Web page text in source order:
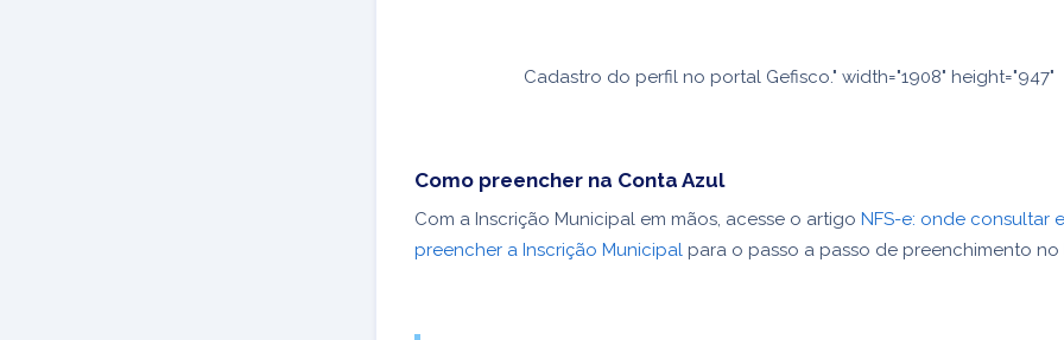
Cadastro do perfil no portal Gefisco." width="1908" height="947"
Como preencher na Conta Azul
Com a Inscrição Municipal em mãos, acesse o artigo NFS-e: onde consultar
preencher a Inscrição Municipal para o passo a passo de preenchimento no